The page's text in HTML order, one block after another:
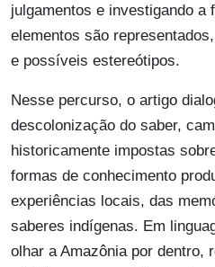
julgamentos e investigando a
elementos são
e possíveis estereótipos.
Nesse percurso, o artigo
descolonização do saber,
historicamente impostas
formas de conhecimento
experiências locais, das
saberes indígenas. Em
olhar a Amazônia por dentro,